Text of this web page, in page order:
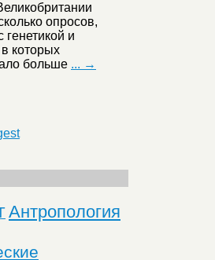
опросов,
генетикой и
которых
больше ... →
Антропология